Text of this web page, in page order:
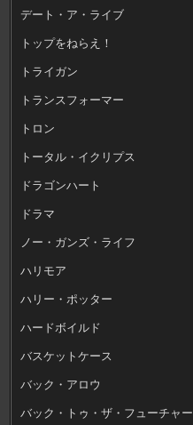
デート・ア・ライブ
トップをねらえ！
トライガン
トランスフォーマー
トロン
トータル・イクリプス
ドラゴンハート
ドラマ
ノー・ガンズ・ライフ
ハリモア
ハリー・ポッター
ハードボイルド
バスケットケース
バック・アロウ
バック・トゥ・ザ・フューチャー